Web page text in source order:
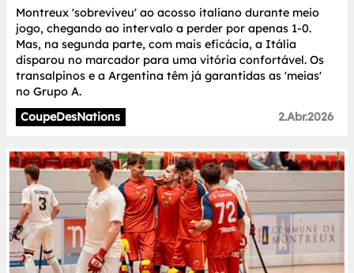
Montreux 'sobreviveu' ao acosso italiano durante meio
jogo, chegando ao intervalo a perder por apenas 1-0.
Mas, na segunda parte, com mais eficácia, a Itália
disparou no marcador para uma vitória confortável. Os
transalpinos e a Argentina têm já garantidas as 'meias'
no Grupo A.
CoupeDesNations
2.Abr.2026